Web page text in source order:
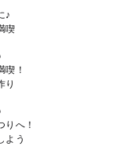
♪
喫
喫！
り
へ！
よう